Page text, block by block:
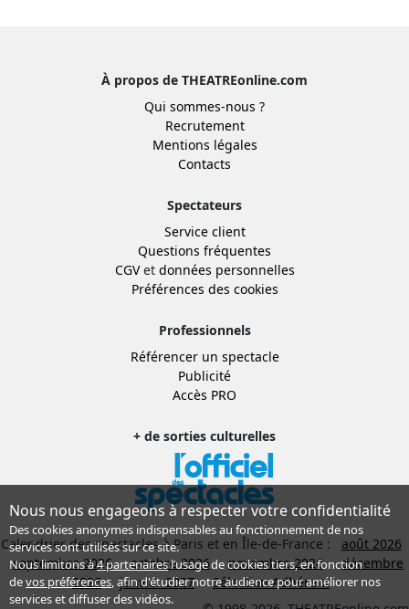
À propos de THEATREonline.com
Qui sommes-nous ?
Recrutement
Mentions légales
Contacts
Spectateurs
Service client
Questions fréquentes
CGVet données personnelles
Préférences des cookies
Professionnels
Référencer un spectacle
Publicité
Accès PRO
+ de sorties culturelles
Calendrier des spectacles à Paris et en Île-de-France :
août 2026
septembre 2026
octobre 2026 novembre 2026
décembre
2026
janvier 2027
Sélection Adhérent
Nous nous engageons à respecter votre confidentialité
Des cookies anonymes indispensables au fonctionnement de nos
services sont utilisés sur ce site.
Nous limitons à4 partenairesl’usage de cookies tiers, en fonction
devos préférences, afin d'étudier notre audience pour améliorer nos
services et diffuser des vidéos.